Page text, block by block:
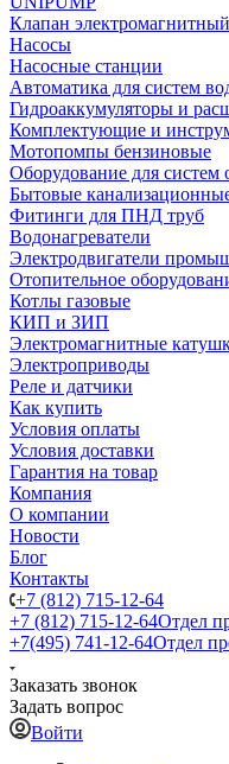
Клапан
Насосы
Насосные станции
Автоматика для систем
Гидроаккумуляторы и
Комплектующие и
Мотопомпы бензиновые
Оборудование для систем
Бытовые
Фитинги для ПНД труб
Водонагреватели
Электродвигатели
Отопительное
Котлы газовые
КИП и ЗИП
Электромагнитные
Электроприводы
Реле и датчики
Как купить
Условия оплаты
Условия доставки
Гарантия на товар
Компания
О компании
Новости
Блог
Контакты
+7 (812) 715-12-64
+7 (812) 715-12-64Отдел
+7(495) 741-12-64Отдел
Заказать звонок
Задать вопрос
Войти